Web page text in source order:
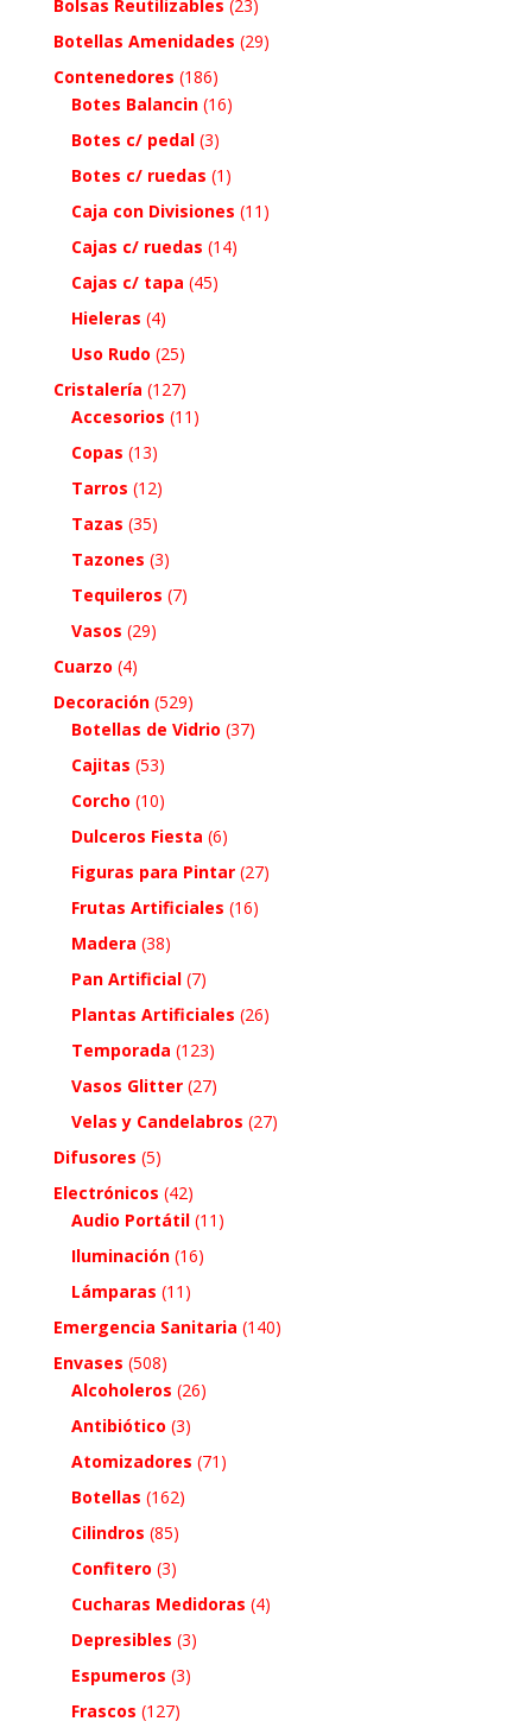
Bolsas Reutilizables (23)
Botellas Amenidades (29)
Contenedores (186)
Botes Balancin (16)
Botes c/ pedal (3)
Botes c/ ruedas (1)
Caja con Divisiones (11)
Cajas c/ ruedas (14)
Cajas c/ tapa (45)
Hieleras (4)
Uso Rudo (25)
Cristalería (127)
Accesorios (11)
Copas (13)
Tarros (12)
Tazas (35)
Tazones (3)
Tequileros (7)
Vasos (29)
Cuarzo (4)
Decoración (529)
Botellas de Vidrio (37)
Cajitas (53)
Corcho (10)
Dulceros Fiesta (6)
Figuras para Pintar (27)
Frutas Artificiales (16)
Madera (38)
Pan Artificial (7)
Plantas Artificiales (26)
Temporada (123)
Vasos Glitter (27)
Velas y Candelabros (27)
Difusores (5)
Electrónicos (42)
Audio Portátil (11)
Iluminación (16)
Lámparas (11)
Emergencia Sanitaria (140)
Envases (508)
Alcoholeros (26)
Antibiótico (3)
Atomizadores (71)
Botellas (162)
Cilindros (85)
Confitero (3)
Cucharas Medidoras (4)
Depresibles (3)
Espumeros (3)
Frascos (127)